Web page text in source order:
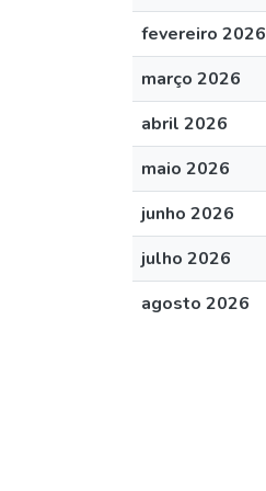
fevereiro 2026
março 2026
abril 2026
maio 2026
junho 2026
julho 2026
agosto 2026